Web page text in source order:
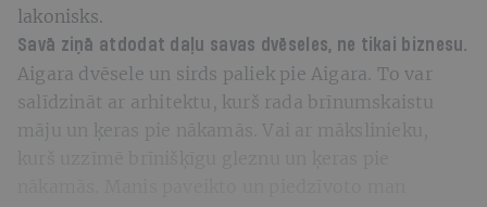
lakonisks.
Savā ziņā atdodat daļu savas dvēseles, ne tikai biznesu.
Aigara dvēsele un sirds paliek pie Aigara. To var
salīdzināt ar arhitektu, kurš rada brīnumskaistu
māju un ķeras pie nākamās. Vai ar mākslinieku,